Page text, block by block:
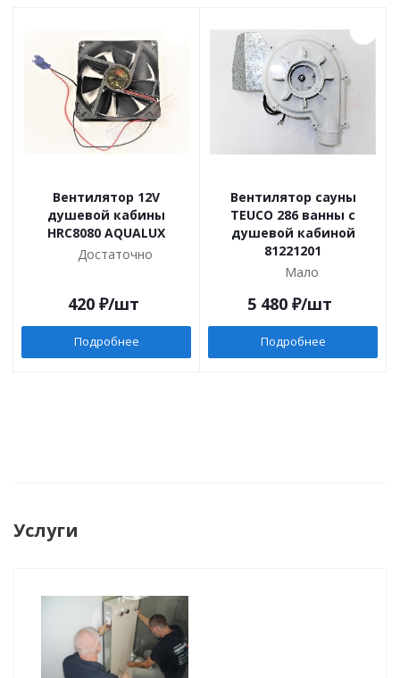
Вентилятор 12V
душевой кабины
HRC8080 AQUALUX
Достаточно
420₽/шт
Подробнее
Вентилятор сауны
TEUCO 286 ванны с
душевой кабиной
81221201
Мало
5 480 ₽/шт
Подробнее
Услуги